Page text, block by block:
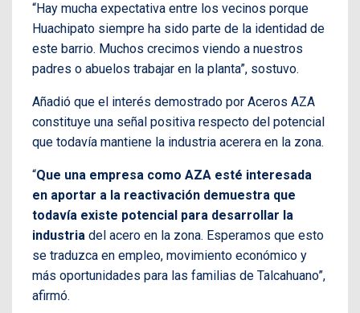
“Hay mucha expectativa entre los vecinos porque
Huachipato siempre ha sido parte de la identidad de
este barrio. Muchos crecimos viendo a nuestros
padres o abuelos trabajar en la planta”, sostuvo.
Añadió que el interés demostrado por Aceros AZA
constituye una señal positiva respecto del potencial
que todavía mantiene la industria acerera en la zona.
“Que una empresa como AZA esté interesada
en aportar a la reactivación demuestra que
todavía existe potencial para desarrollar la
industria del acero en la zona. Esperamos que esto
se traduzca en empleo, movimiento económico y
más oportunidades para las familias de Talcahuano”,
afirmó.